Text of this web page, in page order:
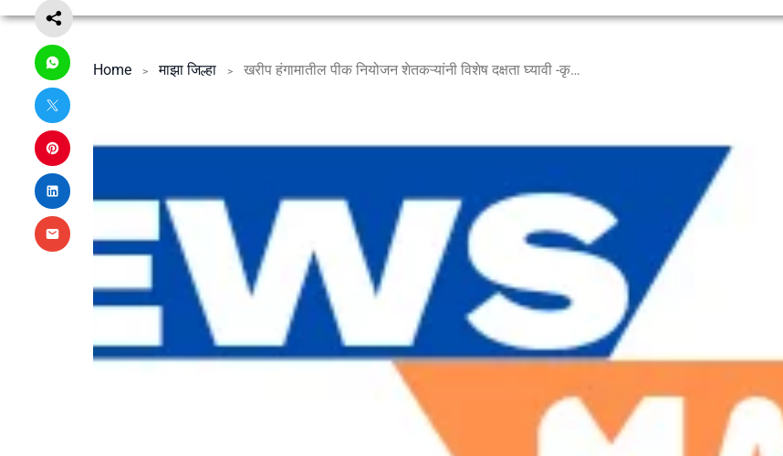
Home माझा जिल्हा खरीप हंगामातील पीक नियोजन शेतकऱ्यांनी विशेष दक्षता घ्यावी -कृषि आयुक्त सुनील चव्हाण